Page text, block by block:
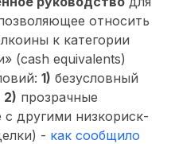
относить
к категории
(cash equivalents)
1) безусловный
2) прозрачные
другими низкориск-
- как сообщило